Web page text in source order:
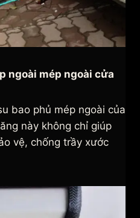
ngoài mép ngoài cửa
bao phủ mép ngoài của
này không chỉ giúp
vệ, chống trầy xước